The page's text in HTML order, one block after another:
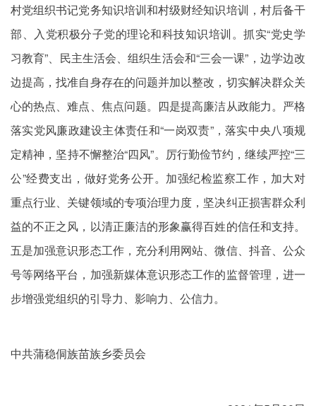
村党组织书记党务知识培训和村级财经知识培训，村后备干
部、入党积极分子党的理论和科技知识培训。抓实“党史学
习教育”、民主生活会、组织生活会和“三会一课”，边学边改
边提高，找准自身存在的问题并加以整改，切实解决群众关
心的热点、难点、焦点问题。四是提高廉洁从政能力。严格
落实党风廉政建设主体责任和“一岗双责”，落实中央八项规
定精神，坚持不懈整治“四风”。厉行勤俭节约，继续严控“三
公”经费支出，做好党务公开。加强纪检监察工作，加大对
重点行业、关键领域的专项治理力度，坚决纠正损害群众利
益的不正之风，以清正廉洁的形象赢得百姓的信任和支持。
五是加强意识形态工作，充分利用网站、微信、抖音、公众
号等网络平台，加强新媒体意识形态工作的监督管理，进一
步增强党组织的引导力、影响力、公信力。
中共蒲稳侗族苗族乡委员会